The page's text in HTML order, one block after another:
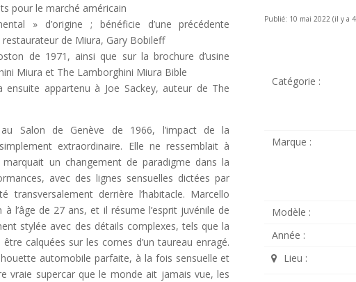
pour le marché américain
» d’origine ; bénéficie d’une précédente
de Miura, Gary Bobileff
de 1971, ainsi que sur la brochure d’usine
Miura et The Lamborghini Miura Bible
appartenu à Joe Sackey, auteur de The
Salon de Genève de 1966, l’impact de la
extraordinaire. Elle ne ressemblait à
un changement de paradigme dans la
avec des lignes sensuelles dictées par
transversalement derrière l’habitacle. Marcello
l’âge de 27 ans, et il résume l’esprit juvénile de
stylée avec des détails complexes, tels que la
calquées sur les cornes d’un taureau enragé.
automobile parfaite, à la fois sensuelle et
vraie supercar que le monde ait jamais vue, les
Publié: 10 mai 2022 (il y a
Catégorie :
Marque :
Modèle :
Année :
Lieu :